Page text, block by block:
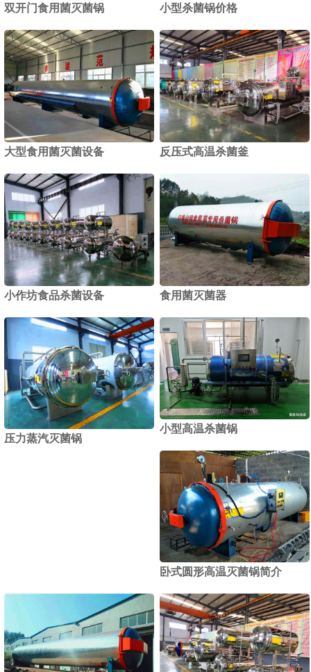
1 2
双开门食用菌灭菌锅 小型杀菌锅价格
大型食用菌灭菌设备 反压式高温杀菌釜
小作坊食品杀菌设备 食用菌灭菌器
压力蒸汽灭菌锅
小型高温杀菌锅
卧式圆形高温灭菌锅简介